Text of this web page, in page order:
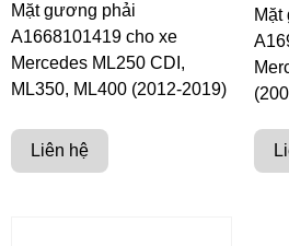
Mặt gương phải
A1668101419 cho xe
Mercedes ML250 CDI,
ML350, ML400 (2012-2019)
Liên hệ
Mặt